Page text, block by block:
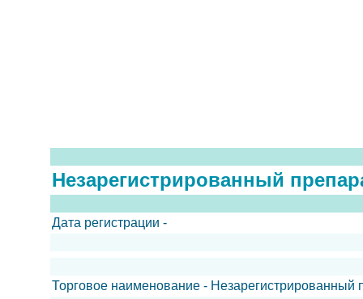
Незарегистрированный
Дата регистрации -
Торговое наименование - Незарегистрированный